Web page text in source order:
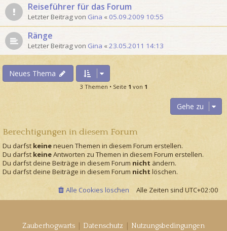
Reiseführer für das Forum
Letzter Beitrag von Gina « 05.09.2009 10:55
Ränge
Letzter Beitrag von Gina «23.05.2011 14:13
Neues Thema
3 Themen • Seite 1 von 1
Gehe zu
Berechtigungen in diesem Forum
Du darfst keineneuen Themen in diesem Forum erstellen.
Du darfst keineAntworten zu Themen in diesem Forum erstellen.
Du darfst deine Beiträge in diesem Forum nicht ändern.
Du darfst deine Beiträge in diesem Forum nicht löschen.
Alle Zeiten sind UTC+02:00
Alle Cookies löschen
Zauberhogwarts | Datenschutz | Nutzungsbedingungen